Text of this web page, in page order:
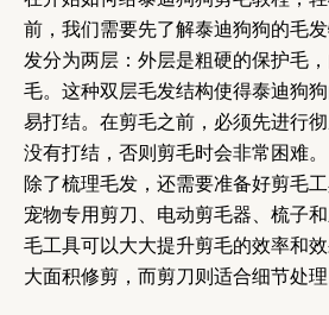
前，我们需要先了解泰迪狗狗的毛
发分为两层：外层是粗硬的保护毛
毛。这种双层毛发结构使得泰迪狗
易打结。在剪毛之前，必须先进行
没有打结，否则剪毛时会非常困难。
除了梳理毛发，还需要准备好剪毛
宠物专用剪刀、电动剪毛器、梳子
毛工具可以大大提升剪毛的效率和
大面积修剪，而剪刀则适合细节处理